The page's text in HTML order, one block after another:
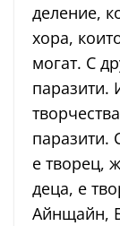
деление,
хора,
могат. С
паразити.
паразити.
е творец,
деца, е
Айнщайн,